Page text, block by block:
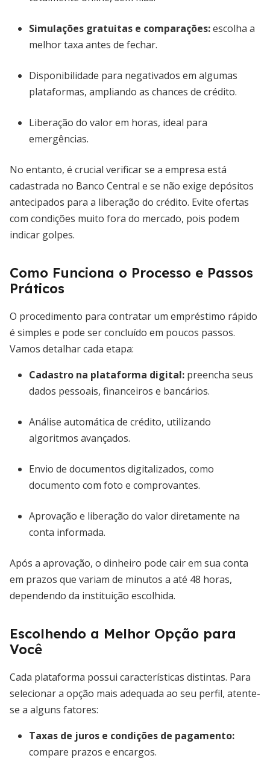
Simulações gratuitas e comparações:escolha a
melhor taxa antes de fechar.
Disponibilidade para negativados em algumas
plataformas, ampliando as chances de crédito.
Liberação do valor em horas, ideal para
emergências.
No entanto, é crucial verificar se a empresa está
cadastrada no Banco Central e se não exige depósitos
antecipados para a liberação do crédito. Evite ofertas
com condições muito fora do mercado, pois podem
indicar golpes.
Como Funciona o Processo e Passos
Práticos
O procedimento para contratar um empréstimo rápido
é simples e pode ser concluído em poucos passos.
Vamos detalhar cada etapa:
Cadastro na plataforma digital: preencha seus
dados pessoais, financeiros e bancários.
Análise automática de crédito, utilizando
algoritmos avançados.
Envio de documentos digitalizados, como
documento com foto e comprovantes.
Aprovação e liberação do valor diretamente na
conta informada.
Após a aprovação, o dinheiro pode cair em sua conta
em prazos que variam de minutos a até 48 horas,
dependendo da instituição escolhida.
Escolhendo a Melhor Opção para
Você
Cada plataforma possui características distintas. Para
selecionar a opção mais adequada ao seu perfil, atente-
se a alguns fatores:
Taxas de juros e condições de pagamento:
compare prazos e encargos.